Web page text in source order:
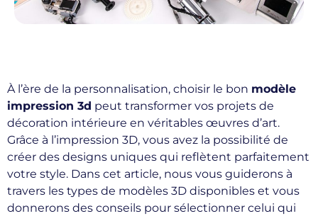
À l’ère de la personnalisation, choisir le bon modèle
impression 3d peut transformer vos projets de
décoration intérieure en véritables œuvres d’art.
Grâce à l’impression 3D, vous avez la possibilité de
créer des designs uniques qui reflètent parfaitement
votre style. Dans cet article, nous vous guiderons à
travers les types de modèles 3D disponibles et vous
donnerons des conseils pour sélectionner celui qui